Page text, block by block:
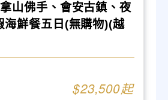
山佛手、會安古鎮、夜
海鮮餐五日(無購物)(越
23,500